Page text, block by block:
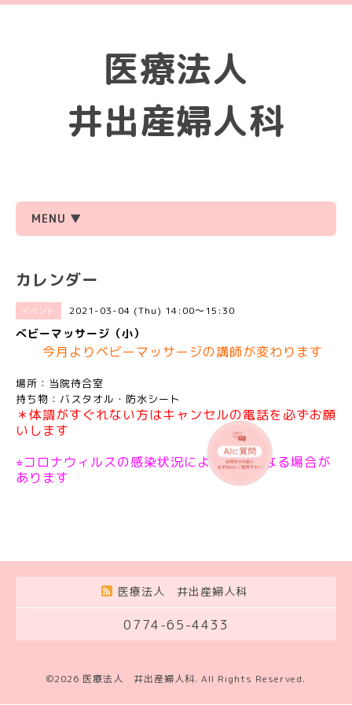
医療法人
井出産婦人科
MENU ▼
カレンダー
イベント 2021-03-04 (Thu) 14:00～15:30
べビーマッサージ（小）
今月よりベビーマッサージの講師が変わります
場所：当院待合室
持ち物：バスタオル・防水シート
＊体調がすぐれない方はキャンセルの電話を必ずお願
いします
⭐︎コロナウィルスの感染状況により中止となる場合が
あります
医療法人 井出産婦人科
0774-65-4433
©2026 医療法人 井出産婦人科. All Rights Reserved.